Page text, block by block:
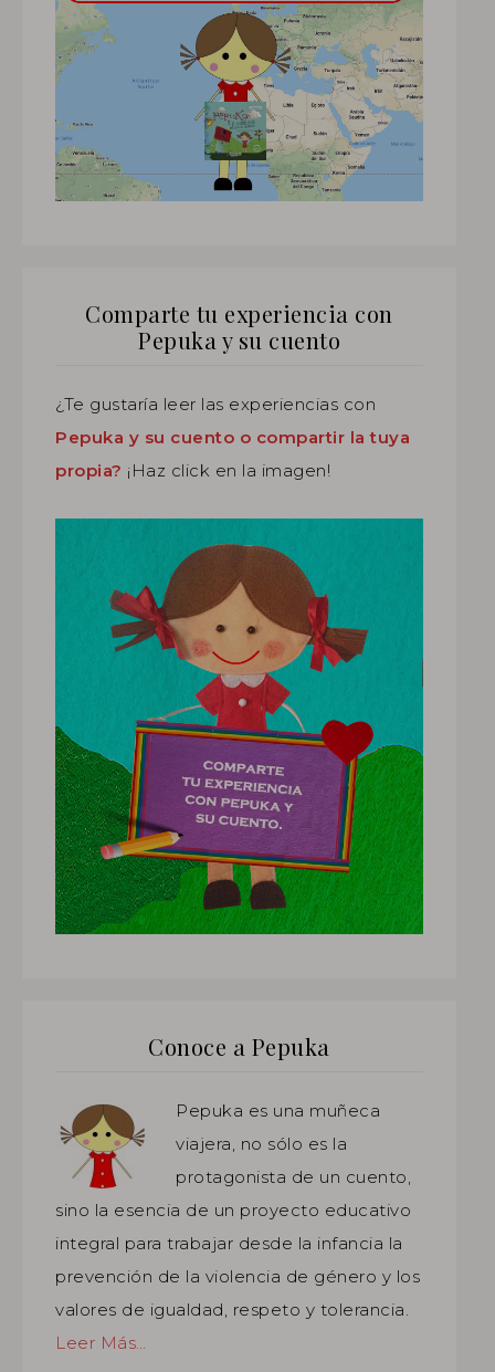
Comparte tu experiencia con
Pepuka y su cuento
¿Te gustaría leer las experiencias con
Pepuka y su cuento o compartir la tuya
propia? ¡Haz click en la imagen!
Conoce a Pepuka
Pepuka es una muñeca
viajera, no sólo es la
protagonista de un cuento,
sino la esencia de un proyecto educativo
integral para trabajar desde la infancia la
prevención de la violencia de género y los
valores de igualdad, respeto y tolerancia.
Leer Más…